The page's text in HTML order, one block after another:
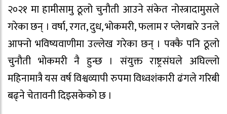
२०२१ मा हामीसामु ठूलो चुनौती आउने संकेत नोस्त्रादामुसले
गरेका छन् । वर्षा, रगत, दुध, भोकमरी, फलाम र प्लेगबारे उनले
आफ्नो भविष्यवाणीमा उल्लेख गरेका छन् । पक्कै पनि ठूलो
चुनौती भोकमरी नै हुन्छ । संयुक्त राष्ट्रसंघले अघिल्लो
महिनामात्रै यस वर्ष विश्वव्यापी रुपमा विध्वशंकारी ढंगले गरिबी
बढ्ने चेतावनी दिइसकेको छ ।